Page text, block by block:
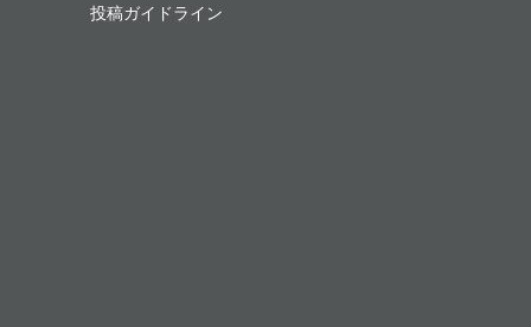
投稿ガイドライン